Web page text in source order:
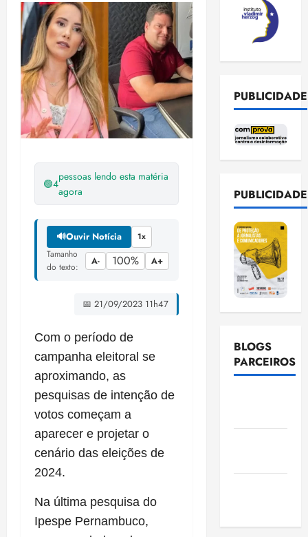
🟢4
pessoas lendo esta matéria
agora
🔊Ouvir Notícia 1x
Tamanho
do texto:
A- 100% A+
📅 21/09/2023 11h47
Com o período de
campanha eleitoral se
aproximando, as
pesquisas de intenção de
votos começam a
aparecer e projetar o
cenário das eleições de
2024.
Na última pesquisa do
Ipespe Pernambuco,
PUBLICIDADE
PUBLICIDADE
BLOGS
PARCEIROS